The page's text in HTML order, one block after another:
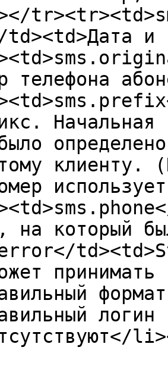
и
телефона
Начальная
клиенту.
на который